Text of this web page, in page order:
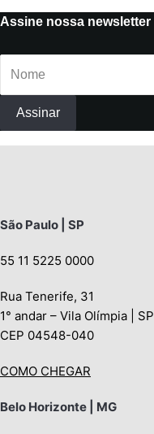
Assine nossa newsletter
São Paulo | SP
55 11 5225 0000
Rua Tenerife, 31
1° andar – Vila Olímpia | SP
CEP 04548-040
COMO CHEGAR
Belo Horizonte | MG